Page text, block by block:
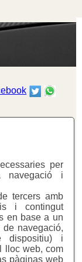
per
navegació i
tercers amb
i contingut
en base a un
navegació,
dispositiu) i
lloc web, com
pàginas web
seccio.php